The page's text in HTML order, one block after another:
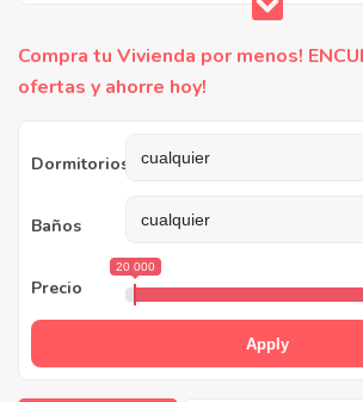
Tenemos la lista mas completa de casas
comprar por menos? Ahorra en grande y
reposeídas en el Condado de Hancock, IA.
Compra tu Vivienda por menos!
ofertas y ahorre hoy!
Dormitorios
Baños
Precio
20 000
Apply